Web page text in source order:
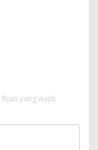
Ruas yang wajib